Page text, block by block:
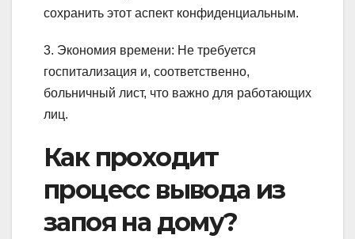
сохранить этот аспект конфиденциальным.
3. Экономия времени: Не требуется
госпитализация и, соответственно,
больничный лист, что важно для работающих
лиц.
Как проходит
процесс вывода из
запоя на дому?